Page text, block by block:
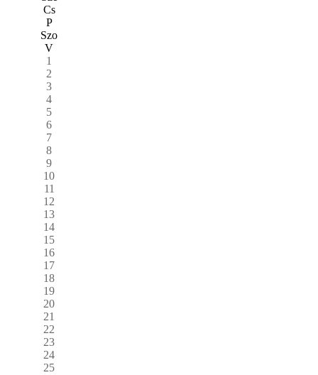
Cs
P
Szo
V
1
2
3
4
5
6
7
8
9
10
11
12
13
14
15
16
17
18
19
20
21
22
23
24
25